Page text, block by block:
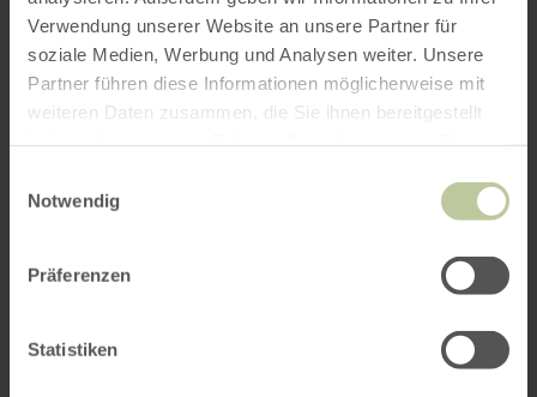
Verwendung unserer Website an unsere Partner für
soziale Medien, Werbung und Analysen weiter. Unsere
Partner führen diese Informationen möglicherweise mit
weiteren Daten zusammen, die Sie ihnen bereitgestellt
Notwendig
Präferenzen
Statistiken
Weitere Veranstaltungen